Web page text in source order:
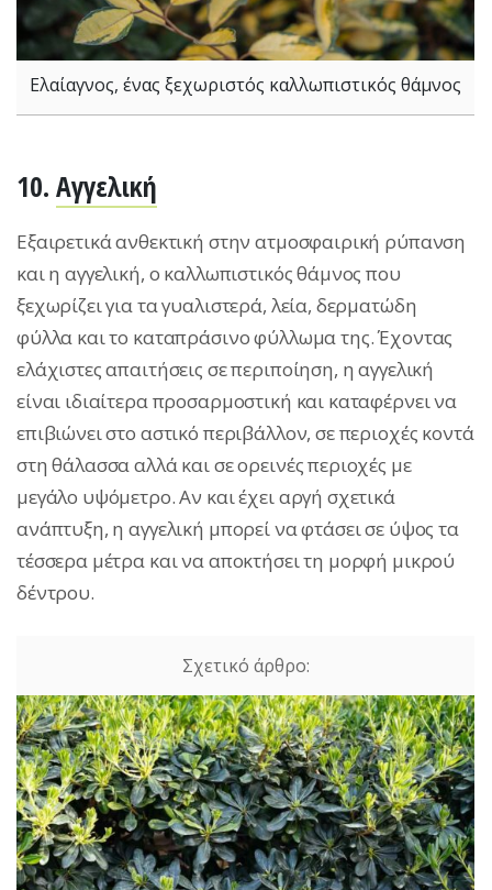
Ελαίαγνος, ένας ξεχωριστός καλλωπιστικός θάμνος
10. Αγγελική
Εξαιρετικά ανθεκτική στην ατμοσφαιρική ρύπανση
και η αγγελική, ο καλλωπιστικός θάμνος που
ξεχωρίζει για τα γυαλιστερά, λεία, δερματώδη
φύλλα και το καταπράσινο φύλλωμα της. Έχοντας
ελάχιστες απαιτήσεις σε περιποίηση, η αγγελική
είναι ιδιαίτερα προσαρμοστική και καταφέρνει να
επιβιώνει στο αστικό περιβάλλον, σε περιοχές κοντά
στη θάλασσα αλλά και σε ορεινές περιοχές με
μεγάλο υψόμετρο. Αν και έχει αργή σχετικά
ανάπτυξη, η αγγελική μπορεί να φτάσει σε ύψος τα
τέσσερα μέτρα και να αποκτήσει τη μορφή μικρού
δέντρου.